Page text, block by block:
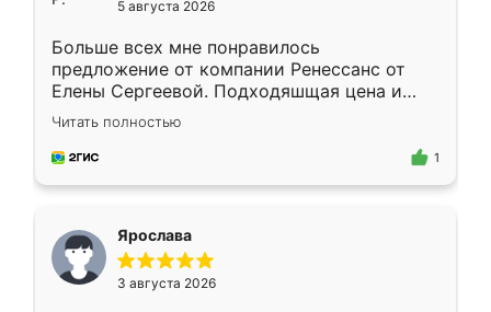
5 августа 2026
Больше всех мне понравилось
предложение от компании Ренессанс от
Елены Сергеевой. Подходяшщая цена и
короткие сроки изготовления. Приехавший
для замера сотрудник Владислав
предложил по моему эскизу самый
Читать полностью
1
Ярослава
3 августа 2026